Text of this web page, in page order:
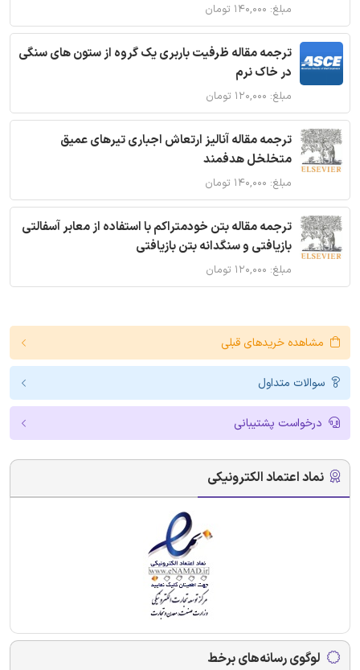
مبلغ: ۱۴۰,۰۰۰ تومان
ترجمه مقاله ظرفیت باربری یک گروه از ستون های سنگی
در خاک نرم
مبلغ: ۱۲۰,۰۰۰ تومان
ترجمه مقاله آنالیز ارتعاش اجباری تیرهای عمیق
متخلخل هدفمند
مبلغ: ۱۴۰,۰۰۰ تومان
ترجمه مقاله بتن خودمتراکم با استفاده از معابر آسفالتی
بازیافتی و سنگدانه بتن بازیافتی
مبلغ: ۱۲۰,۰۰۰ تومان
مشاهده خریدهای قبلی
سوالات متداول
درخواست پشتیبانی
نماد اعتماد الکترونیکی
لوگوی رسانه‌های برخط